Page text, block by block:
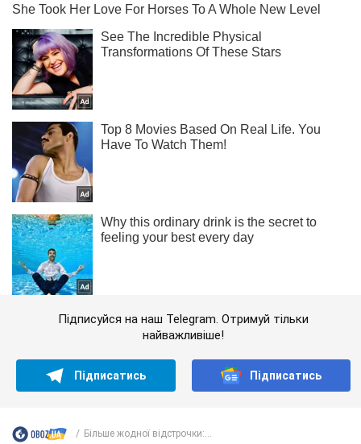
Підписуйся на наш Telegram. Отримуй тільки
найважливіше!
Підписатись Підписатись
Більше жодної відстрочки:...